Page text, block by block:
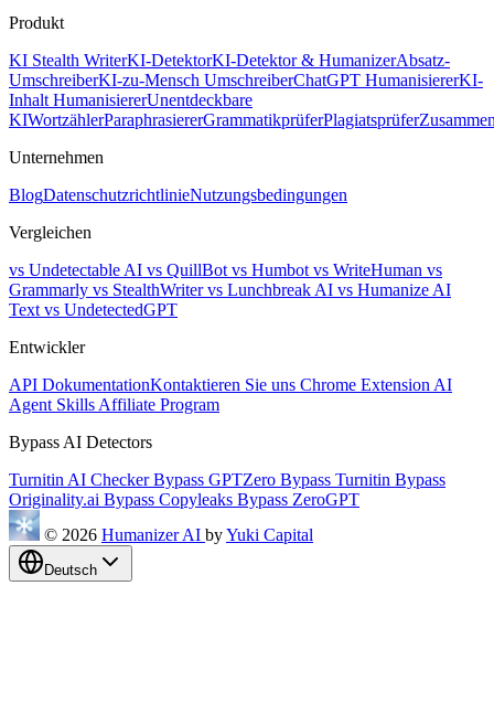
Produkt
KI Stealth WriterKI-DetektorKI-Detektor & HumanizerAbsatz-
UmschreiberKI-zu-Mensch UmschreiberChatGPT HumanisiererKI-
Inhalt HumanisiererUnentdeckbare
KIWortzählerParaphrasiererGrammatikprüferPlagiatsprüfer
Unternehmen
BlogDatenschutzrichtlinieNutzungsbedingungen
Vergleichen
vs Undetectable AI vs QuillBot vs Humbot vs WriteHuman vs
Grammarly vs StealthWritervs Lunchbreak AI vs Humanize AI
Text vs UndetectedGPT
Entwickler
API DokumentationKontaktieren Sie uns Chrome Extension AI
Agent Skills Affiliate Program
Bypass AI Detectors
Turnitin AI CheckerBypass GPTZero Bypass Turnitin Bypass
Originality.ai Bypass Copyleaks Bypass ZeroGPT
© 2026 Humanizer AI byYuki Capital
Deutsch